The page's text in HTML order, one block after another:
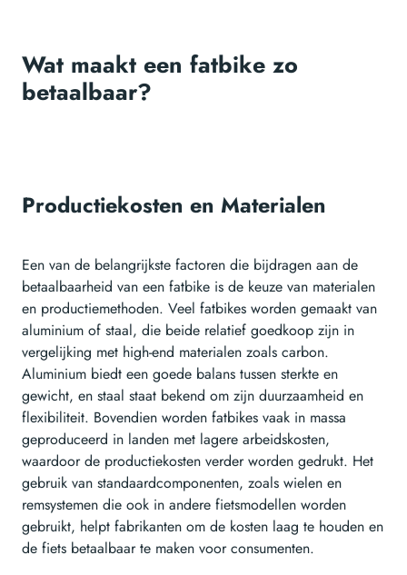
Wat maakt een fatbike zo
betaalbaar?
Productiekosten en Materialen
Een van de belangrijkste factoren die bijdragen aan de
betaalbaarheid van een fatbike is de keuze van materialen
en productiemethoden. Veel fatbikes worden gemaakt van
aluminium of staal, die beide relatief goedkoop zijn in
vergelijking met high-end materialen zoals carbon.
Aluminium biedt een goede balans tussen sterkte en
gewicht, en staal staat bekend om zijn duurzaamheid en
flexibiliteit. Bovendien worden fatbikes vaak in massa
geproduceerd in landen met lagere arbeidskosten,
waardoor de productiekosten verder worden gedrukt. Het
gebruik van standaardcomponenten, zoals wielen en
remsystemen die ook in andere fietsmodellen worden
gebruikt, helpt fabrikanten om de kosten laag te houden en
de fiets betaalbaar te maken voor consumenten.